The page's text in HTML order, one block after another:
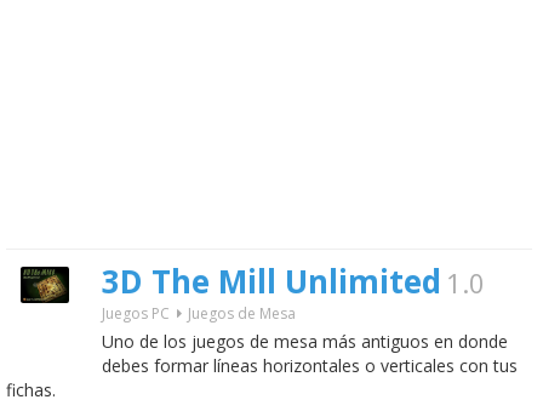
3D The Mill Unlimited 1.0
Juegos PC Juegos de Mesa
Uno de los juegos de mesa más antiguos en donde
debes formar líneas horizontales o verticales con tus
fichas.